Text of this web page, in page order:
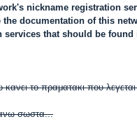
s nickname registration
the documentation of this
services that should be found
κανει το πραματακι που
σωστα...